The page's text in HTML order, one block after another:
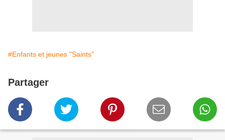
#Enfants et jeunes "Saints"
Partager